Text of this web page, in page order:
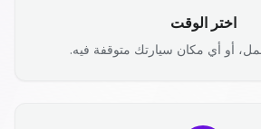
اختر الوقت
أو أي مكان سيارتك متوقفة فيه.